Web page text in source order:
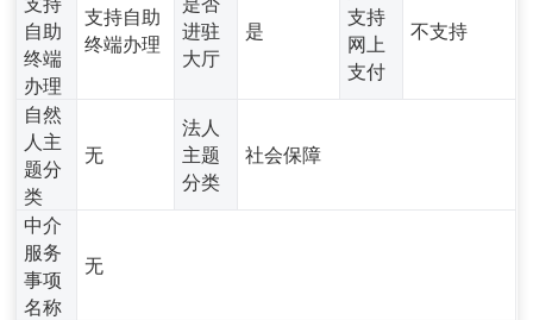
自助
终端
办理
支持自助
终端办理
进驻
大厅
是
支持
网上
支付
不支持
自然
人主
题分
类
无
法人
主题
分类
社会保障
中介
服务
事项
名称
无